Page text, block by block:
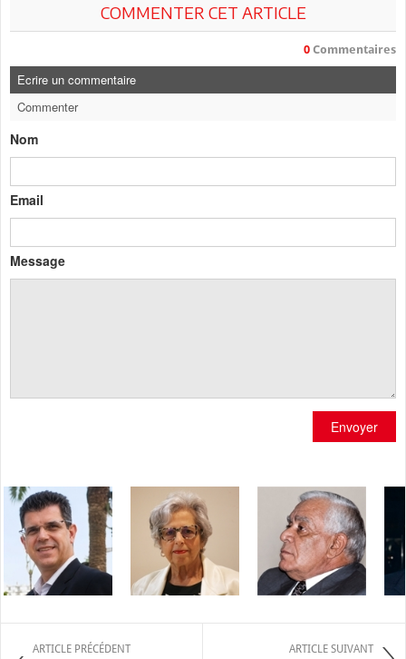
COMMENTER CET ARTICLE
0 Commentaires
Ecrire un commentaire
Commenter
Nom
Email
Message
Envoyer
ARTICLE PRÉCÉDENT ARTICLE SUIVANT